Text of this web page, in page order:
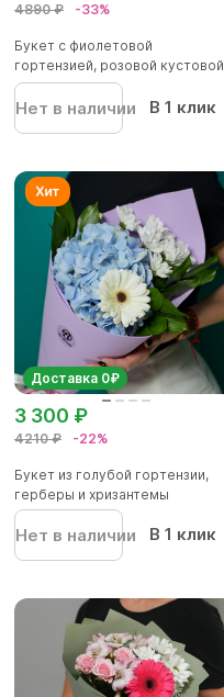
4890 ₽ -33%
Букет с фиолетовой
гортензией, розовой кустовой
розой и...
Нет в наличии В 1 клик
Доставка 0₽
4210 ₽ -22%
3 300 ₽
Букет из голубой гортензии,
герберы и хризантемы
Нет в наличии В 1 клик